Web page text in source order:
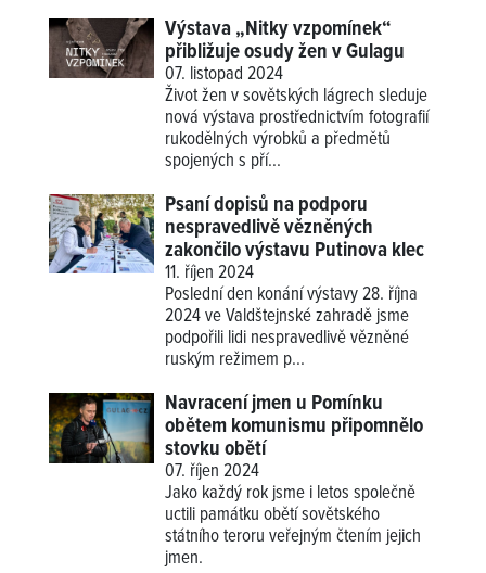
Výstava „Nitky vzpomínek“
přibližuje osudy žen v Gulagu
07. listopad 2024
Život žen v sovětských lágrech sleduje
nová výstava prostřednictvím fotografií
rukodělných výrobků a předmětů
spojených s pří...
Psaní dopisů na podporu
nespravedlivě vězněných
zakončilo výstavu Putinova klec
11. říjen 2024
Poslední den konání výstavy 28. října
2024 ve Valdštejnské zahradě jsme
podpořili lidi nespravedlivě vězněné
ruským režimem p...
Navracení jmen u Pomínku
obětem komunismu připomnělo
stovku obětí
07. říjen 2024
Jako každý rok jsme i letos společně
uctili památku obětí sovětského
státního teroru veřejným čtením jejich
jmen.